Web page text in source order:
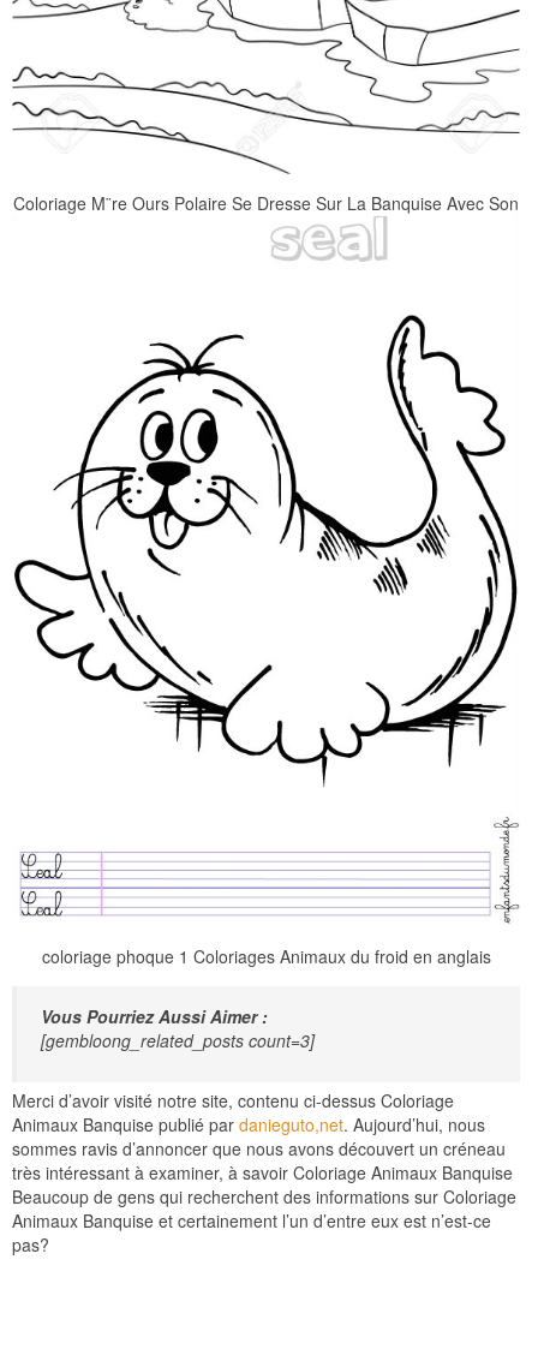
Coloriage M¨re Ours Polaire Se Dresse Sur La Banquise Avec Son
coloriage phoque 1 Coloriages Animaux du froid en anglais
Vous Pourriez Aussi Aimer :
[gembloong_related_posts count=3]
Merci d’avoir visité notre site, contenu ci-dessus Coloriage
Animaux Banquise publié par danieguto,net. Aujourd’hui, nous
sommes ravis d’annoncer que nous avons découvert un créneau
très intéressant à examiner, à savoir Coloriage Animaux Banquise
Beaucoup de gens qui recherchent des informations sur Coloriage
Animaux Banquise et certainement l’un d’entre eux est n’est-ce
pas?